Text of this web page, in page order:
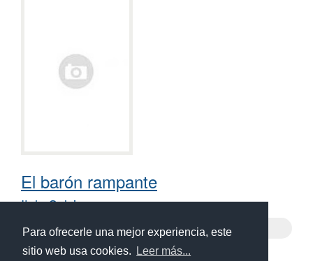
Para ofrecerle una mejor experiencia, este
sitio web usa cookies.
Leer más...
El barón rampante
Italo Calvino
Il barone rampante, 1957